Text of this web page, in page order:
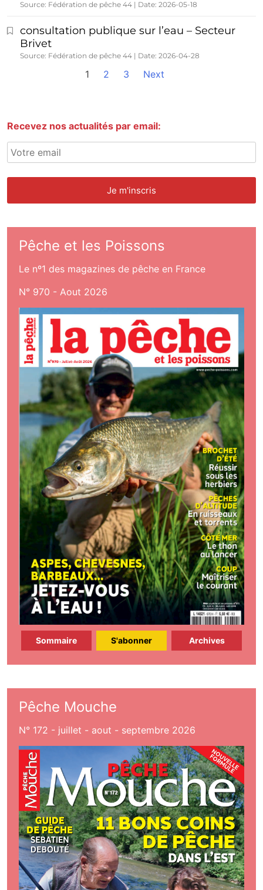
Source: Fédération de pêche 44 Date: 2026-05-18
consultation publique sur l’eau – Secteur
Brivet
Source: Fédération de pêche 44 Date: 2026-04-28
1 2 3 Next
Recevez nos actualités par email:
Pêche et les Poissons
Le nº1 des magazines de pêche en France
N° 970 - Aout 2026
Sommaire S'abonner Archives
Pêche Mouche
N° 172 - juillet - aout - septembre 2026